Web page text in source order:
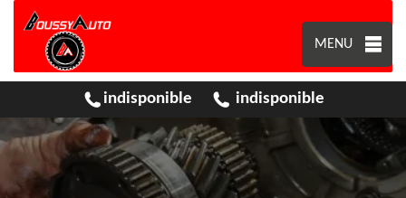
MENU
indisponible indisponible